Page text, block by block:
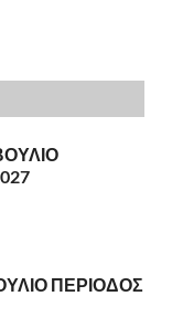
ΠΕΡΙΟΔΟΣ